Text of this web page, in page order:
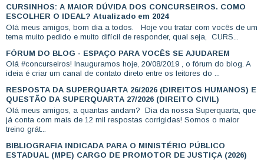
CURSINHOS: A MAIOR DÚVIDA DOS CONCURSEIROS. COMO
ESCOLHER O IDEAL? Atualizado em 2024
Olá meus amigos, bom dia a todos. Hoje vou tratar com vocês de um
tema muito pedido e muito difícil de responder, qual seja, CURS...
FÓRUM DO BLOG - ESPAÇO PARA VOCÊS SE AJUDAREM
Olá #concurseiros! Inauguramos hoje, 20/08/2019 , o fórum do blog. A
ideia é criar um canal de contato direto entre os leitores do ...
RESPOSTA DA SUPERQUARTA 26/2026 (DIREITOS HUMANOS) E
QUESTÃO DA SUPERQUARTA 27/2026 (DIREITO CIVIL)
Olá meus amigos, a quantas andam? Dia da nossa Superquarta, que
já conta com mais de 12 mil respostas corrigidas! Somos o maior
treino grát...
BIBLIOGRAFIA INDICADA PARA O MINISTÉRIO PÚBLICO
ESTADUAL (MPE) CARGO DE PROMOTOR DE JUSTIÇA (2026)